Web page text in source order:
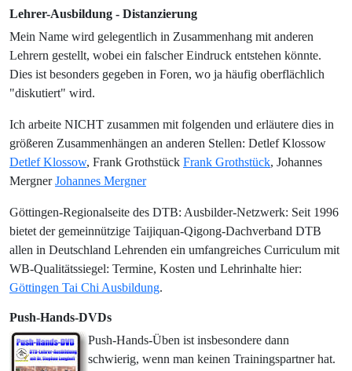
Lehrer-Ausbildung - Distanzierung
Mein Name wird gelegentlich in Zusammenhang mit anderen
Lehrern gestellt, wobei ein falscher Eindruck entstehen könnte.
Dies ist besonders gegeben in Foren, wo ja häufig oberflächlich
"diskutiert" wird.
Ich arbeite NICHT zusammen mit folgenden und erläutere dies in
größeren Zusammenhängen an anderen Stellen: Detlef Klossow
Detlef Klossow, Frank Grothstück Frank Grothstück, Johannes
MergnerJohannes Mergner
Göttingen-Regionalseite des DTB: Ausbilder-Netzwerk: Seit 1996
bietet der gemeinnützige Taijiquan-Qigong-Dachverband DTB
allen in Deutschland Lehrenden ein umfangreiches Curriculum mit
WB-Qualitätssiegel: Termine, Kosten und Lehrinhalte hier:
Göttingen Tai Chi Ausbildung.
Push-Hands-DVDs
Push-Hands-Üben ist insbesondere dann
schwierig, wenn man keinen Trainingspartner hat.